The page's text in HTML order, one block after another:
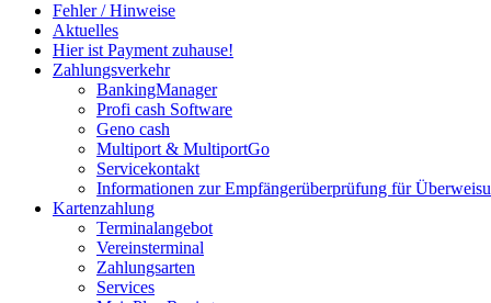
Fehler / Hinweise
Aktuelles
Hier ist Payment zuhause!
Zahlungsverkehr
BankingManager
Profi cash Software
Geno cash
Multiport & MultiportGo
Servicekontakt
Informationen zur Empfängerüberprüfung für
Kartenzahlung
Terminalangebot
Vereinsterminal
Zahlungsarten
Services